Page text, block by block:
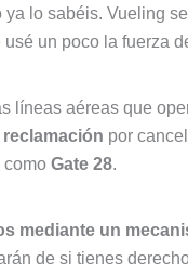
lo sabéis. Vueling
un poco la fuerza
líneas aéreas que
por
como Gate 28.
mediante un
de si tienes